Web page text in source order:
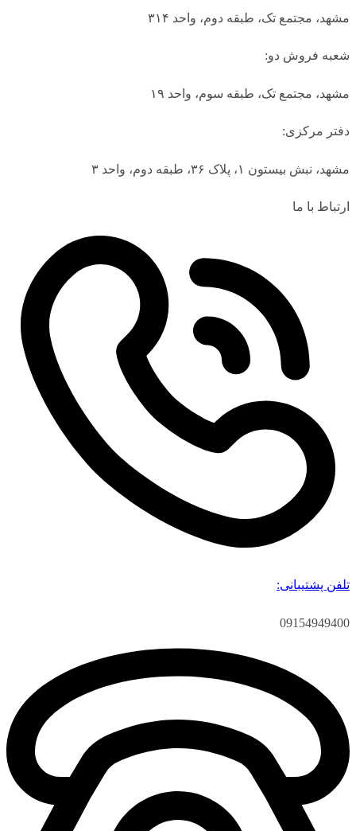
مشهد، مجتمع تک، طبقه دوم، واحد ۳۱۴
شعبه فروش دو:
مشهد، مجتمع تک، طبقه سوم، واحد ۱۹
دفتر مرکزی:
مشهد، نبش بیستون ۱، پلاک ۳۶، طبقه دوم، واحد ۳
ارتباط با ما
تلفن پشتیبانی:
09154949400